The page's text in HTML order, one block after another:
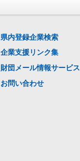
県内登録企業検索
企業支援リンク集
財団メール情報サービス
お問い合わせ